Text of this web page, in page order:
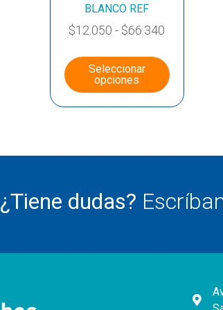
BLANCO REF
$12.050 - $66.340
Seleccionar
opciones
¿Tiene dudas?